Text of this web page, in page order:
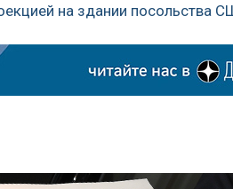
на здании посольства